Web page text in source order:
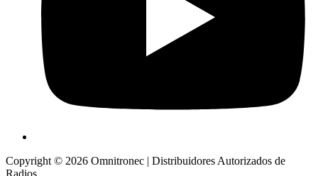
Copyright © 2026 Omnitronec | Distribuidores Autorizados de